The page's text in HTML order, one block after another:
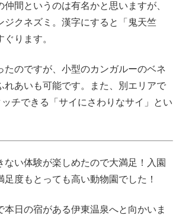
仲間というのは有名かと思いますが、
ジクネズミ。漢字にすると「鬼天竺
ります。
たのですが、小型のカンガルーのベネ
れあいも可能です。また、別エリアで
チできる「サイにさわりなサイ」とい
ない体験が楽しめたので大満足！入園
度もとっても高い動物園でした！
本日の宿がある伊東温泉へと向かいま